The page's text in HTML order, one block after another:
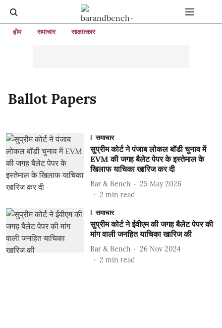
होम समाचार साक्षात्कार
Ballot Papers
समाचार
सुप्रीम कोर्ट ने पंजाब लोकल बॉडी चुनाव में
EVM की जगह बैलेट पेपर के इस्तेमाल के
खिलाफ याचिका खारिज कर दी
Bar & Bench
25 May 2026
2 min read
समाचार
सुप्रीम कोर्ट ने ईवीएम की जगह बैलेट पेपर की
मांग वाली जनहित याचिका खारिज की
Bar & Bench
26 Nov 2024
2 min read